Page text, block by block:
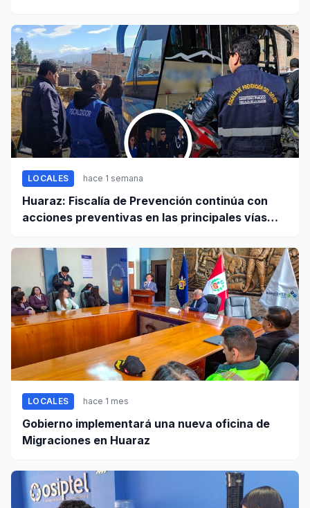
LOCALES hace 1 semana
Huaraz: Fiscalía de Prevención continúa con
acciones preventivas en las principales vías
LOCALES hace 1 mes
Gobierno implementará una nueva oficina de
Migraciones en Huaraz